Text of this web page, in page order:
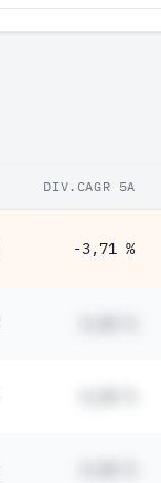
DIV.CAGR 5A
-3,71 %